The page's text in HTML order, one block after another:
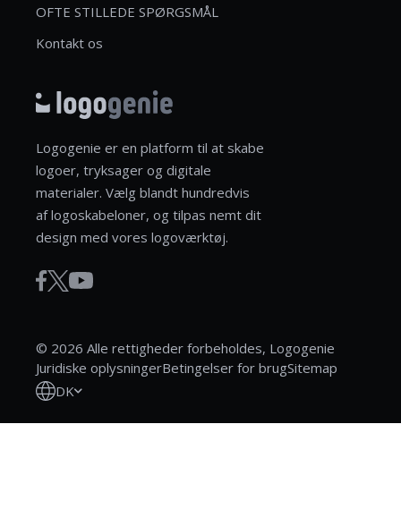
OFTE STILLEDE SPØRGSMÅL
Kontakt os
Logogenie er en platform til at skabe
logoer, tryksager og digitale
materialer. Vælg blandt hundredvis
af logoskabeloner, og tilpas nemt dit
design med vores logoværktøj.
© 2026 Alle rettigheder forbeholdes, Logogenie
Juridiske oplysningerBetingelser for brugSitemap
DK